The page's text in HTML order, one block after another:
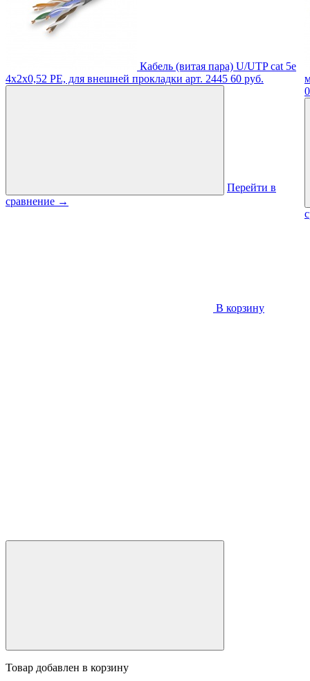
Кабель (витая пара) U/UTP cat 5e
4х2х0,52 PE, для внешней прокладки арт. 2445 60 руб.
Перейти в
сравнение →
В корзину
Товар добавлен в корзину